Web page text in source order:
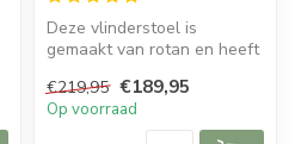
Deze vlinderstoel is
gemaakt van rotan en heeft
stoel is ...
€219,95 €189,95
Op voorraad